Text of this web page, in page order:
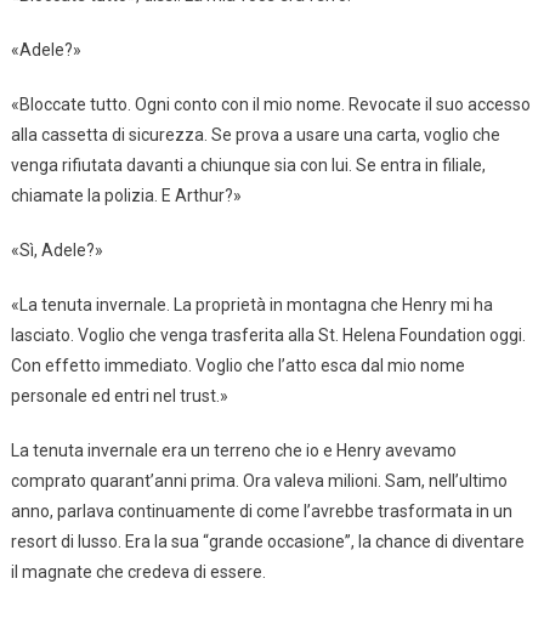
«Adele?»
«Bloccate tutto. Ogni conto con il mio nome. Revocate il suo accesso
alla cassetta di sicurezza. Se prova a usare una carta, voglio che
venga rifiutata davanti a chiunque sia con lui. Se entra in filiale,
chiamate la polizia. E Arthur?»
«Sì, Adele?»
«La tenuta invernale. La proprietà in montagna che Henry mi ha
lasciato. Voglio che venga trasferita alla St. Helena Foundation oggi.
Con effetto immediato. Voglio che l’atto esca dal mio nome
personale ed entri nel trust.»
La tenuta invernale era un terreno che io e Henry avevamo
comprato quarant’anni prima. Ora valeva milioni. Sam, nell’ultimo
anno, parlava continuamente di come l’avrebbe trasformata in un
resort di lusso. Era la sua “grande occasione”, la chance di diventare
il magnate che credeva di essere.